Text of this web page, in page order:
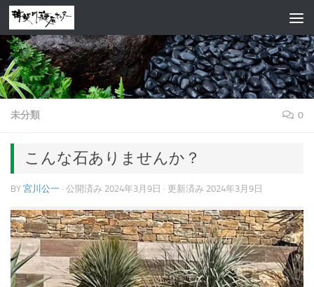
コンテンツへスキップ
未分類 0
こんな石ありませんか？
BY 宮川公一 · 公開済み 2024年3月9日 · 更新済み 2024年3月9日